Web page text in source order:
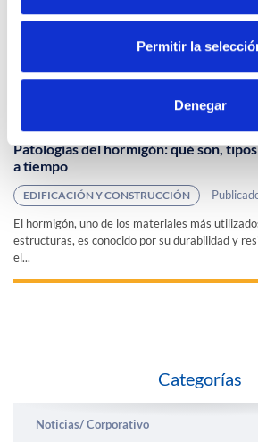
Permitir la
Denegar
Patologías del hormigón: qué son,
a tiempo
EDIFICACIÓN Y CONSTRUCCIÓN
El hormigón, uno de los materiales más
estructuras, es conocido por su durabilidad y
el...
Categorías
Noticias/ Corporativo